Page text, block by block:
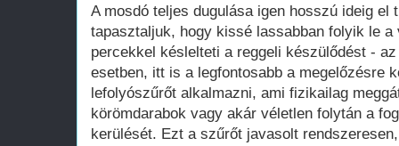
A mosdó teljes dugulása igen hosszú ideig el
tapasztaljuk, hogy kissé lassabban folyik le
percekkel késlelteti a reggeli készülődést -
esetben, itt is a legfontosabb a megelőzésre
lefolyószűrőt alkalmazni, ami fizikailag
körömdarabok vagy akár véletlen folytán a
kerülését. Ezt a szűrőt javasolt